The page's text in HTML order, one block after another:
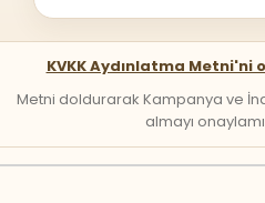
KVKK Aydınlatma Metni'ni
Metni doldurarak Kampanya ve
almayı